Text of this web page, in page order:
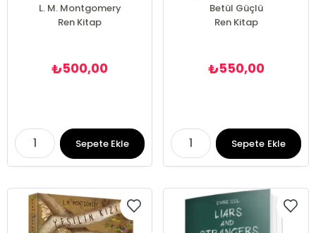
L. M. Montgomery
Ren Kitap
₺500,00
Sepete Ekle
Betül Güçlü
Ren Kitap
₺550,00
Sepete Ekle